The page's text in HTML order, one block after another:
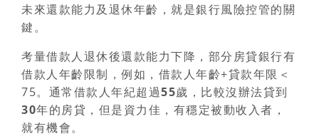
未來還款能力及退休年齡，就是銀行風險控管的關
鍵。
考量借款人退休後還款能力下降，部分房貸銀行有
借款人年齡限制，例如，借款人年齡+貸款年限＜
75。 通常借款人年紀超過55歲，比較沒辦法貸到
30年的房貸 ，但是資力佳，有穩定被動收入者，
就有機會。